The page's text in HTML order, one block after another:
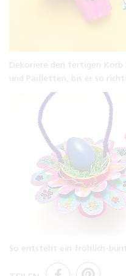
Dekoriere den fertigen Korb
und Pailletten, bis er so
So entsteht ein fröhlich-